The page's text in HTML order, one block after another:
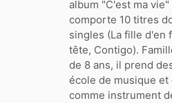
album "C'est ma
comporte 10 titres
singles (La fille d'en
tête, Contigo).
de 8 ans, il prend
école de musique
comme instrument